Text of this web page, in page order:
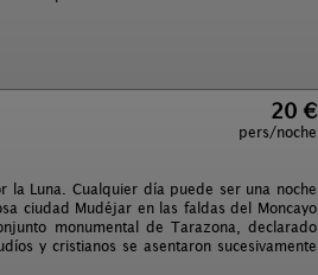
20 €
pers/noche
la Luna. Cualquier día puede ser una noche
ciudad Mudéjar en las faldas del Moncayo
monumental de Tarazona, declarado
y cristianos se asentaron sucesivamente